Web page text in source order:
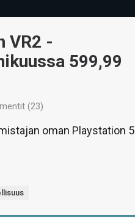
VR2 -
599,99
(23)
oman Playstation 5